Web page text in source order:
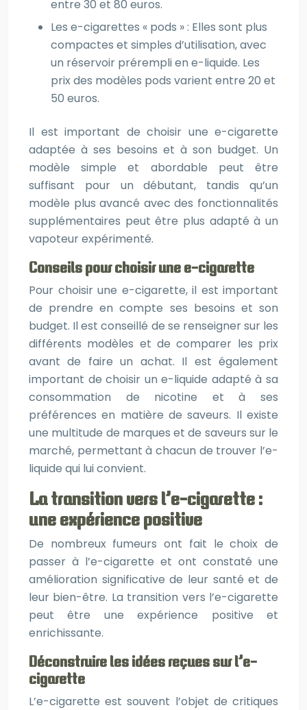
entre 30 et 80 euros.
Les e-cigarettes « pods » : Elles sont plus
compactes et simples d’utilisation, avec
un réservoir prérempli en e-liquide. Les
prix des modèles pods varient entre 20 et
50 euros.
Il est important de choisir une e-cigarette
adaptée à ses besoins et à son budget. Un
modèle simple et abordable peut être
suffisant pour un débutant, tandis qu’un
modèle plus avancé avec des fonctionnalités
supplémentaires peut être plus adapté à un
vapoteur expérimenté.
Conseils pour choisir une e-cigarette
Pour choisir une e-cigarette, il est important
de prendre en compte ses besoins et son
budget. Il est conseillé de se renseigner sur les
différents modèles et de comparer les prix
avant de faire un achat. Il est également
important de choisir un e-liquide adapté à sa
consommation de nicotine et à ses
préférences en matière de saveurs. Il existe
une multitude de marques et de saveurs sur le
marché, permettant à chacun de trouver l’e-
liquide qui lui convient.
La transition vers l’e-cigarette :
une expérience positive
De nombreux fumeurs ont fait le choix de
passer à l’e-cigarette et ont constaté une
amélioration significative de leur santé et de
leur bien-être. La transition vers l’e-cigarette
peut être une expérience positive et
enrichissante.
Déconstruire les idées reçues sur l’e-
cigarette
L’e-cigarette est souvent l’objet de critiques